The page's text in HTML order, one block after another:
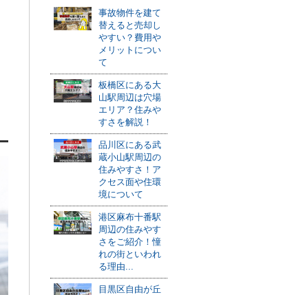
事故物件を建て
替えると売却し
やすい？費用や
メリットについ
て
板橋区にある大
山駅周辺は穴場
エリア？住みや
すさを解説！
品川区にある武
蔵小山駅周辺の
住みやすさ！ア
クセス面や住環
境について
港区麻布十番駅
周辺の住みやす
さをご紹介！憧
れの街といわれ
る理由...
目黒区自由が丘